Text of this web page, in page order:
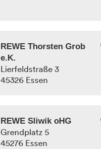
REWE Thorsten Grob
e.K.
Lierfeldstraße 3
45326 Essen
REWE Sliwik oHG
Grendplatz 5
45276 Essen